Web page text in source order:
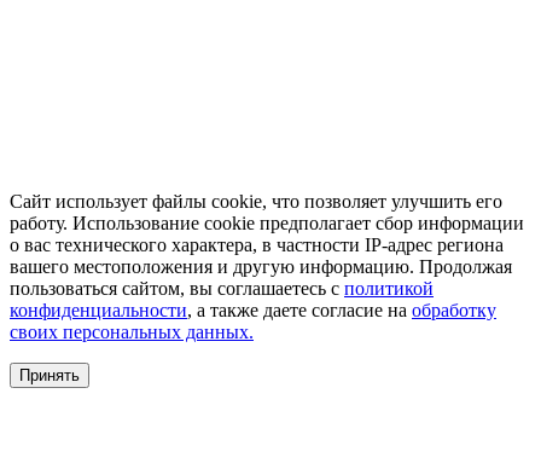
Сайт использует файлы cookie, что позволяет улучшить его
работу. Использование cookie предполагает сбор информации
о вас технического характера, в частности IP-адрес региона
вашего местоположения и другую информацию. Продолжая
пользоваться сайтом, вы соглашаетесь с политикой
конфиденциальности, а также даете согласие на обработку
своих персональных данных.
Принять